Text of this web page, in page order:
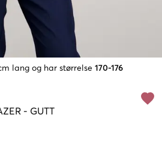
lang og har størrelse 170-176
- GUTT